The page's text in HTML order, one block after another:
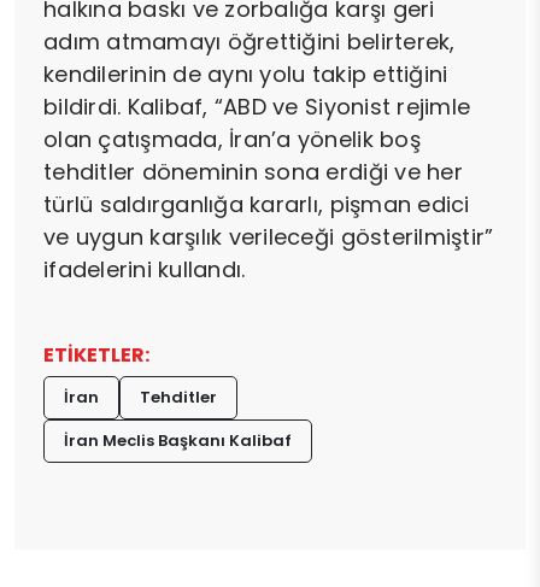
halkına baskı ve zorbalığa karşı geri
adım atmamayı öğrettiğini belirterek,
kendilerinin de aynı yolu takip ettiğini
bildirdi. Kalibaf, “ABD ve Siyonist rejimle
olan çatışmada, İran’a yönelik boş
tehditler döneminin sona erdiği ve her
türlü saldırganlığa kararlı, pişman edici
ve uygun karşılık verileceği gösterilmiştir”
ifadelerini kullandı.
ETİKETLER:
İran
Tehditler
İran Meclis Başkanı Kalibaf